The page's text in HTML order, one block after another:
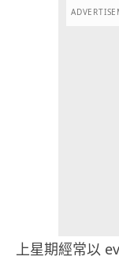
上星期經常以